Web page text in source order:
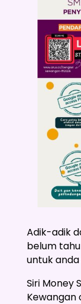
Adik-adik
belum
untuk
Siri Money
Kewangan